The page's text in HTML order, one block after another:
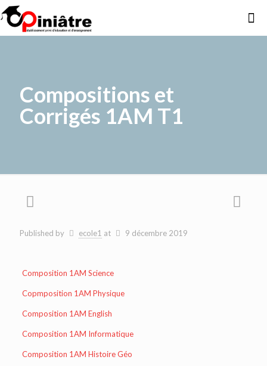
Compositions et
Corrigés 1AM T1
Published by ecole1 at 9 décembre 2019
Composition 1AM Science
Copmposition 1AM Physique
Composition 1AM English
Composition 1AM Informatique
Composition 1AM Histoire Géo